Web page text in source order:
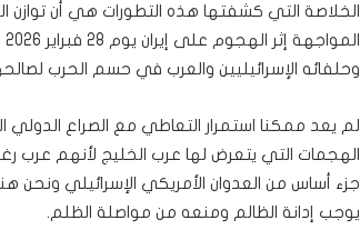
الخلاصة التي كشفتها هذه التطورات هي أن توازن
وحلفائه الإسرائيليين والعرب في حسم الحرب
لم يعد ممكنا استمرار التعاطي مع الصراع الدولي
الهجمات التي يتعرض لها عرب الخليج لأنهم عرب
جزء أساس من العدوان الأمريكي الإسرائيلي ونحن
يوجب إدانة الظالم ومنعه من مواصلة الظلم.